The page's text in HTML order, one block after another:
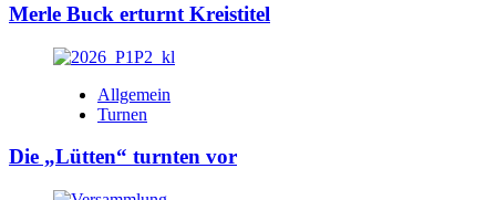
Merle Buck erturnt Kreistitel
Allgemein
Turnen
Die „Lütten“ turnten vor